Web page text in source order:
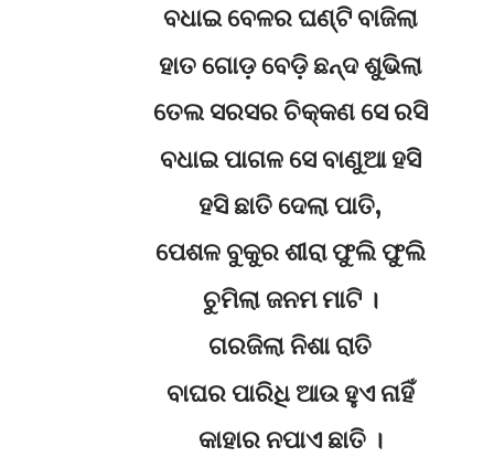
ବଧାଇ ବେଳର ଘଣ୍ଟି ବାଜିଲା
ହାତ ଗୋଡ଼ ବେଡ଼ି ଛନ୍ଦ ଶୁଭିଲା
ତେଲ ସରସର ଚିକ୍କଣ ସେ ରସି
ବଧାଇ ପାଗଳ ସେ ବାଣୁଆ ହସି
ହସି ଛାତି ଦେଲା ପାତି,
ପେଶଳ ବୁକୁର ଶୀରା ଫୁଲି ଫୁଲି
ଚୁମିଲା ଜନମ ମାଟି ।
ଗରଜିଲା ନିଶା ରାତି
ବାଘର ପାରିଧି ଆଉ ହୁଏ ନାହିଁ
କାହାର ନପାଏ ଛାତି ।